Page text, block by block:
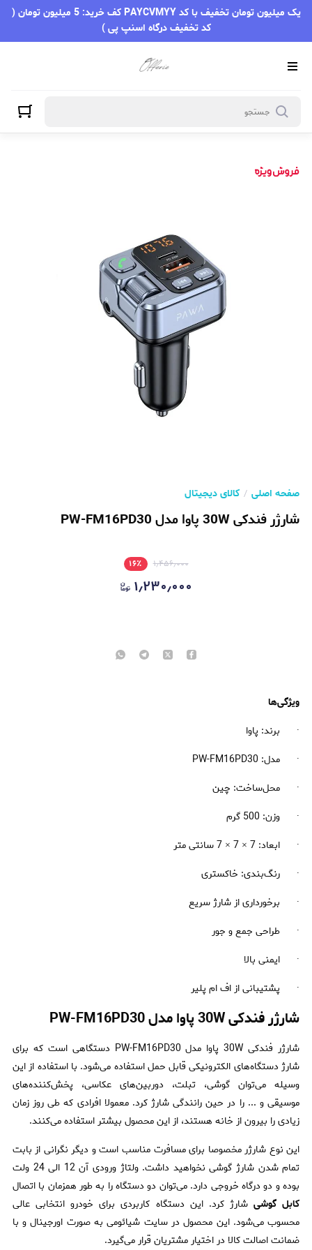
یک میلیون تومان تخفیف با کد PAYCVMYY کف خرید: 5 میلیون تومان (
کد تخفیف درگاه اسنپ پی )
صفحه اصلی کالای دیجیتال
شارژر فندکی 30W پاوا مدل PW-FM16PD30
۱٫۴۵۶٫۰۰۰ ۱۶٪
۱٫۲۳۰٫۰۰۰
ویژگی‌ها
· برند: پاوا
· مدل: PW-FM16PD30
· محل‌ساخت: چین
· وزن: 500 گرم
· ابعاد: 7 × 7 × 7 سانتی متر
· رنگ‌بندی: خاکستری
· برخورداری از شارژ سریع
· طراحی جمع و جور
· ایمنی بالا
· پشتیبانی از اف ام پلیر
شارژر فندکی 30W پاوا مدل PW-FM16PD30
شارژر فندکی 30W پاوا مدل PW-FM16PD30 دستگاهی است که برای
شارژ دستگاه‌های الکترونیکی قابل حمل استفاده می‌شود. با استفاده از این
وسیله می‌توان گوشی، تبلت‌، دوربین‌های عکاسی، پخش‌کننده‌های
موسیقی و ... را در حین رانندگی شارژ کرد. معمولا افرادی که طی روز زمان
زیادی را بیرون از خانه هستند، از این محصول بیشتر استفاده می‌کنند.
این نوع شارژر مخصوصا برای مسافرت مناسب است و دیگر نگرانی از بابت
تمام شدن شارژ گوشی نخواهید داشت.‌ ولتاژ ورودی آن 12 الی 24 ولت
بوده و دو درگاه خروجی دارد. می‌توان دو دستگاه را به طور همزمان با اتصال
کابل گوشی شارژ کرد. این دستگاه کاربردی برای خودرو انتخابی عالی
محسوب می‌شود. این محصول در سایت شیائومی به صورت اورجینال و با
ضمانت اصالت کالا در اختیار مشتریان قرار می‌گیرد.